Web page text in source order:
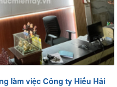
làm việc Công ty Hiếu Hải